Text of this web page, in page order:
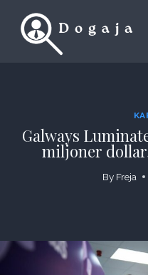
Galways
miljoner
By Freja